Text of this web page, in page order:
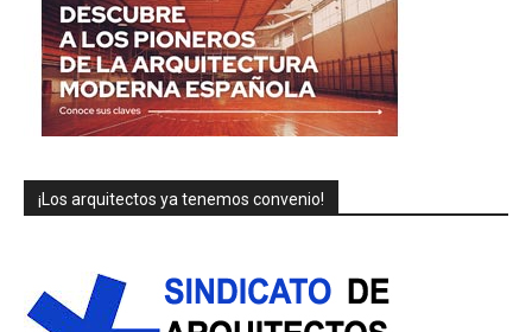
¡Los arquitectos ya tenemos convenio!